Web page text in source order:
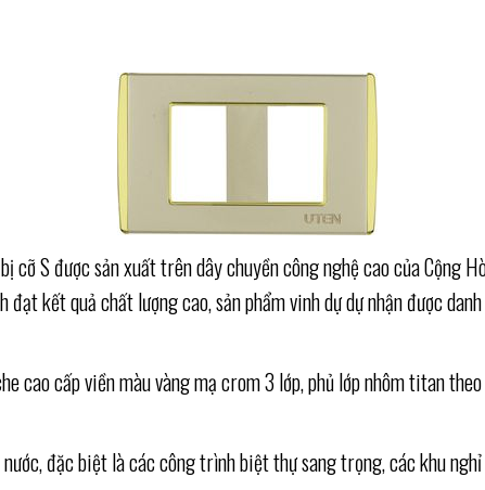
S được sản xuất trên dây chuyền công nghệ cao của Cộng
kết quả chất lượng cao, sản phẩm vinh dự dự nhận được
cao cấp viền màu vàng mạ crom 3 lớp, phủ lớp nhôm titan
đặc biệt là các công trình biệt thự sang trọng, các khu